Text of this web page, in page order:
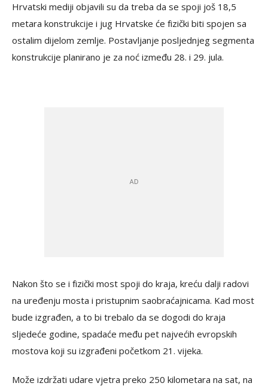
Hrvatski mediji objavili su da treba da se spoji još 18,5
metara konstrukcije i jug Hrvatske će fizički biti spojen sa
ostalim dijelom zemlje. Postavljanje posljednjeg segmenta
konstrukcije planirano je za noć između 28. i 29. jula.
Nakon što se i fizički most spoji do kraja, kreću dalji radovi
na uređenju mosta i pristupnim saobraćajnicama. Kad most
bude izgrađen, a to bi trebalo da se dogodi do kraja
sljedeće godine, spadaće među pet najvećih evropskih
mostova koji su izgrađeni početkom 21. vijeka.
Može izdržati udare vjetra preko 250 kilometara na sat, na